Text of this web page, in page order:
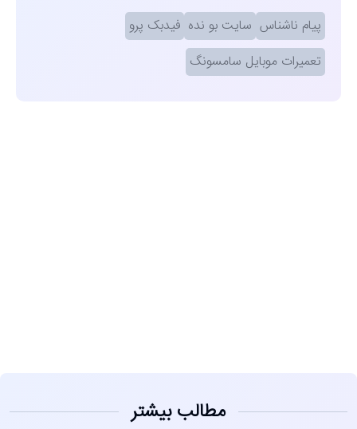
پیام ناشناس سایت بو نده فیدبک پرو
تعمیرات موبایل سامسونگ
مطالب بیشتر